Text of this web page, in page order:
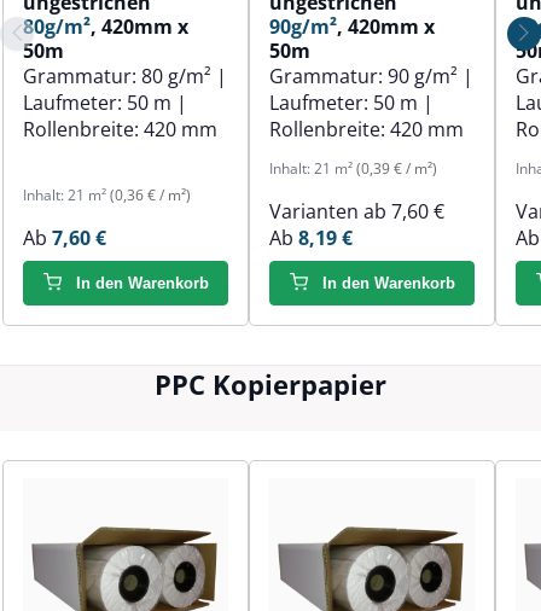
80g/m², 420mm x
50m
Grammatur: 80 g/m² |
Laufmeter: 50 m |
Rollenbreite: 420 mm
Inhalt: 21 m²(0,36 € / m²)
Ab 7,60 €
In den Warenkorb
90g/m², 420mm x
50m
Grammatur: 90 g/m² |
Laufmeter: 50 m |
Rollenbreite: 420 mm
Inhalt: 21 m²(0,39 € / m²)
Varianten ab 7,60 €
Ab 8,19 €
In den Warenkorb
PPC Kopierpapier